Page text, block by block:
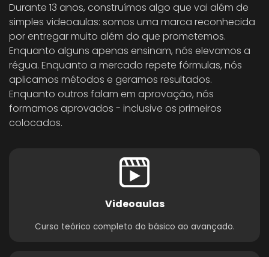
Durante 13 anos, construímos algo que vai além de
simples videoaulas: somos uma marca reconhecida
por entregar muito além do que prometemos.
Enquanto alguns apenas ensinam, nós elevamos a
régua. Enquanto a mercado repete fórmulas, nós
aplicamos métodos e geramos resultados.
Enquanto outros falam em aprovação, nós
formamos aprovados - inclusive os primeiros
colocados.
Videoaulas
Curso teórico completo do básico ao avançado.